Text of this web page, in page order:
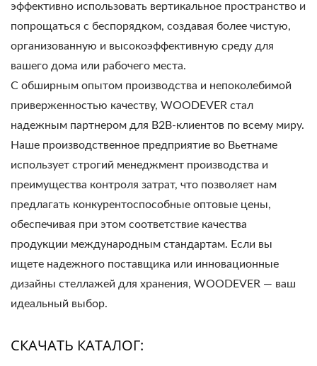
эффективно использовать вертикальное пространство и
попрощаться с беспорядком, создавая более чистую,
организованную и высокоэффективную среду для
вашего дома или рабочего места.
С обширным опытом производства и непоколебимой
приверженностью качеству, WOODEVER стал
надежным партнером для B2B-клиентов по всему миру.
Наше производственное предприятие во Вьетнаме
использует строгий менеджмент производства и
преимущества контроля затрат, что позволяет нам
предлагать конкурентоспособные оптовые цены,
обеспечивая при этом соответствие качества
продукции международным стандартам. Если вы
ищете надежного поставщика или инновационные
дизайны стеллажей для хранения, WOODEVER — ваш
идеальный выбор.
СКАЧАТЬ КАТАЛОГ: